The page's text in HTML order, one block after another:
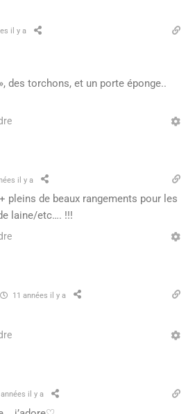
il y a
des torchons, et un porte éponge..
il y a
pleins de beaux rangements pour les
laine/etc…. !!!
11 années il y a
années il y a